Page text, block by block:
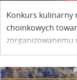
Konkurs kulinarny
choinkowych
zorganizowanemu
Miejskiej.